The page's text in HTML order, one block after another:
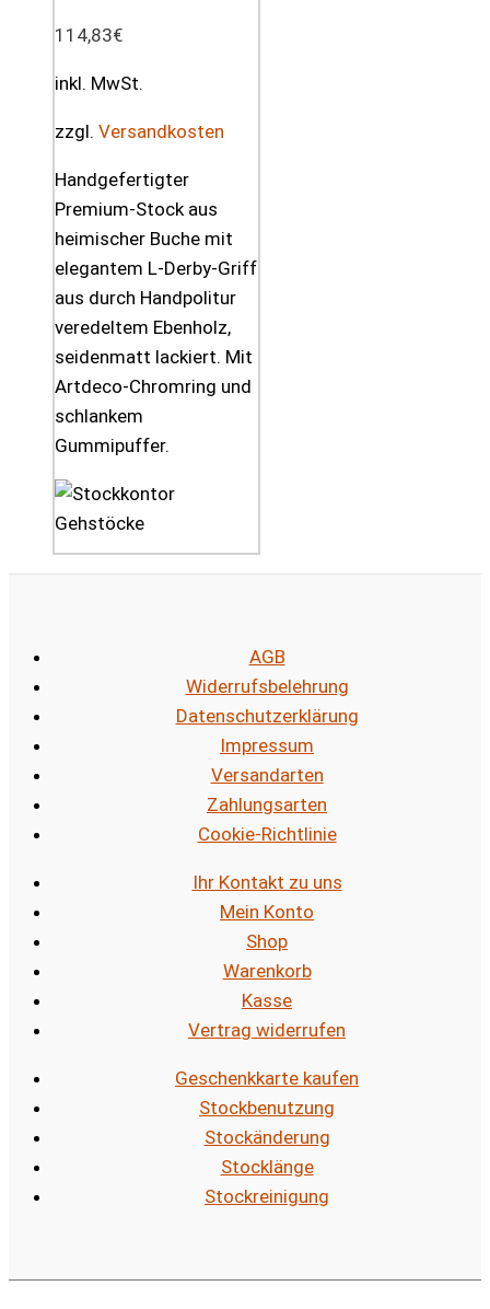
114,83€
inkl. MwSt.
zzgl. Versandkosten
Handgefertigter
Premium-Stock aus
heimischer Buche mit
elegantem L-Derby-Griff
aus durch Handpolitur
veredeltem Ebenholz,
seidenmatt lackiert. Mit
Artdeco-Chromring und
schlankem
Gummipuffer.
AGB
Widerrufsbelehrung
Datenschutzerklärung
Impressum
Versandarten
Zahlungsarten
Cookie-Richtlinie
Ihr Kontakt zu uns
Mein Konto
Shop
Warenkorb
Kasse
Vertrag widerrufen
Geschenkkarte kaufen
Stockbenutzung
Stockänderung
Stocklänge
Stockreinigung